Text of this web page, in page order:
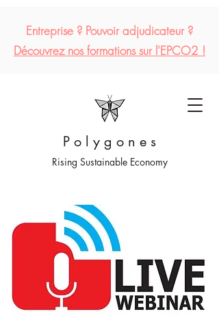
P o l y g o n e s
Rising Sustainable Economy
Entreprise ? Pouvoir adjudicateur ?
Découvreznos formations sur l'EPCO2 !